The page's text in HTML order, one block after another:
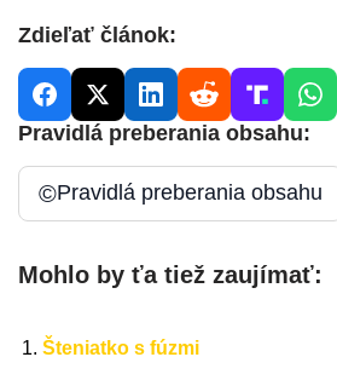
Zdieľať článok:
Pravidlá preberania obsahu:
©Pravidlá preberania obsahu
Mohlo by ťa tiež zaujímať:
Šteniatko s fúzmi